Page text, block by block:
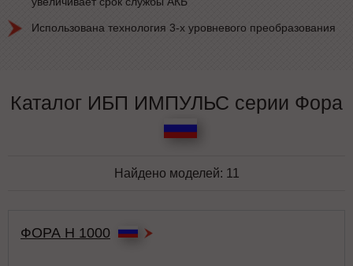
Использована технология 3-х уровневого преобразования
Каталог ИБП ИМПУЛЬС серии Фора
Найдено моделей: 11
ФОРА Н 1000